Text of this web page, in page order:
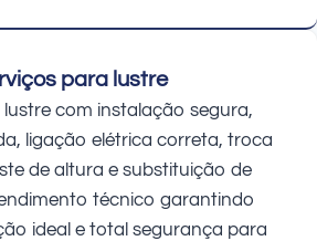
para lustre
lustre com instalação segura,
ligação elétrica correta, troca
de altura e substituição de
técnico garantindo
ideal e total segurança para